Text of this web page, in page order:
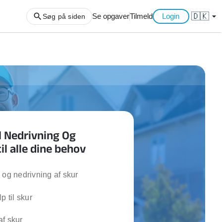
af haveaffald
af storskrald
af køkken
Søg på siden Se opgaverTilmeld Login 🇩🇰 arrow_drop_down
Nedrivning Og
alle dine behov
og nedrivning af skur
til skur
skur